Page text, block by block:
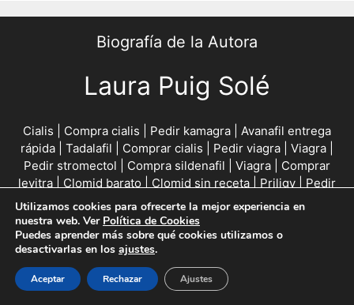
Biografía de la Autora
Laura Puig Solé
Cialis Compra cialis Pedir kamagra
Avanafil entrega
rápida
Tadalafil Comprar cialis Pedir viagra Viagra
Pedir stromectol
Compra sildenafil Viagra
Comprar
levitra
Clomid barato Clomid sin receta Priligy
Pedir
viagra
Clomid | Finasteride | Comprar cialis| Pedir cialis
Comprar semaglutide|Viagra genérico
clomid|Finasteride genérico|Viagra |Compra finasteride
Pedir semaglutide|Semaglutide
Levitra|Sildenafil|Stromectol|Testosterone barato
Levitra barato|Androgel sin receta|Propecia
Utilizamos cookies para ofrecerte la mejor experiencia en
nuestra web. Ver Política de Cookies
Puedes aprender más sobre qué cookies utilizamos o
desactivarlas en los ajustes.
Aceptar Rechazar Ajustes